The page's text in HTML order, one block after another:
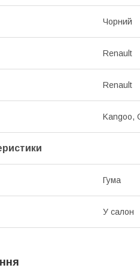
Чорний
Renault
Renault
Kangoo,
Гума
У салон